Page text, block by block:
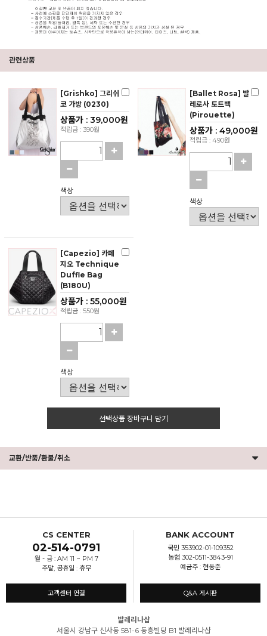
관련상품
[Grishko] 그리쉬
코 가방 (0230)
상품가 : 39,000원
적립금 : 390원
색상
[Ballet Rosa] 발
레로사 토트백
(Pirouette)
상품가 : 49,000원
적립금 : 490원
색상
[Capezio] 카페
지오 Technique
Duffle Bag
(B180U)
상품가 : 55,000원
적립금 : 550원
색상
선택상품 장바구니 담기
교환/반품/환불/취소
CS CENTER
02-514-0791
월 - 금 : AM 11 ~ PM 7
주말, 공휴일 : 휴무
고객센터 연결
BANK ACCOUNT
국민 353902-01-109352
농협 302-0511-3843-91
예금주 : 현동준
Q&A 게시판
발레리나샵
서울시 강남구 신사동 581-6 동흥빌딩 B1 발레리나샵